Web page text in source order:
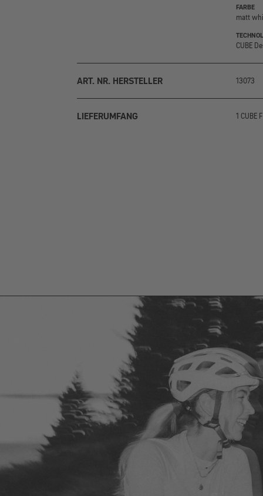
FARBE
matt
CUBE
ART. NR. HERSTELLER 13073
LIEFERUMFANG 1 CUBE